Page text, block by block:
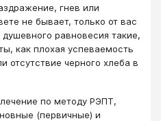
гнев или
не бывает, только от вас
равновесия такие,
как плохая успеваемость
отсутствие черного хлеба в
по методу РЭПТ,
(первичные) и